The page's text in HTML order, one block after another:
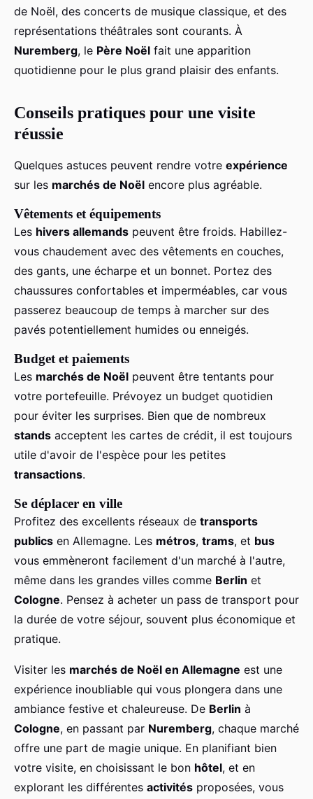
de Noël, des concerts de musique classique, et des
représentations théâtrales sont courants. À
Nuremberg, le Père Noël fait une apparition
quotidienne pour le plus grand plaisir des enfants.
Conseils pratiques pour une visite
réussie
Quelques astuces peuvent rendre votre expérience
sur les marchés de Noël encore plus agréable.
Vêtements et équipements
Les hivers allemands peuvent être froids. Habillez-
vous chaudement avec des vêtements en couches,
des gants, une écharpe et un bonnet. Portez des
chaussures confortables et imperméables, car vous
passerez beaucoup de temps à marcher sur des
pavés potentiellement humides ou enneigés.
Budget et paiements
Les marchés de Noël peuvent être tentants pour
votre portefeuille. Prévoyez un budget quotidien
pour éviter les surprises. Bien que de nombreux
stands acceptent les cartes de crédit, il est toujours
utile d'avoir de l'espèce pour les petites
transactions.
Se déplacer en ville
Profitez des excellents réseaux de transports
publics en Allemagne. Les métros, trams, et bus
vous emmèneront facilement d'un marché à l'autre,
même dans les grandes villes comme Berlin et
Cologne. Pensez à acheter un pass de transport pour
la durée de votre séjour, souvent plus économique et
pratique.
Visiter les marchés de Noël en Allemagne est une
expérience inoubliable qui vous plongera dans une
ambiance festive et chaleureuse. De Berlin à
Cologne, en passant par Nuremberg, chaque marché
offre une part de magie unique. En planifiant bien
votre visite, en choisissant le bon hôtel, et en
explorant les différentes activités proposées, vous